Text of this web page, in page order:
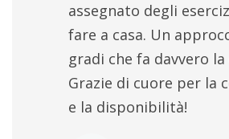
assegnato degli
fare a casa. Un
gradi che fa davvero
Grazie di cuore per la
e la disponibilità!